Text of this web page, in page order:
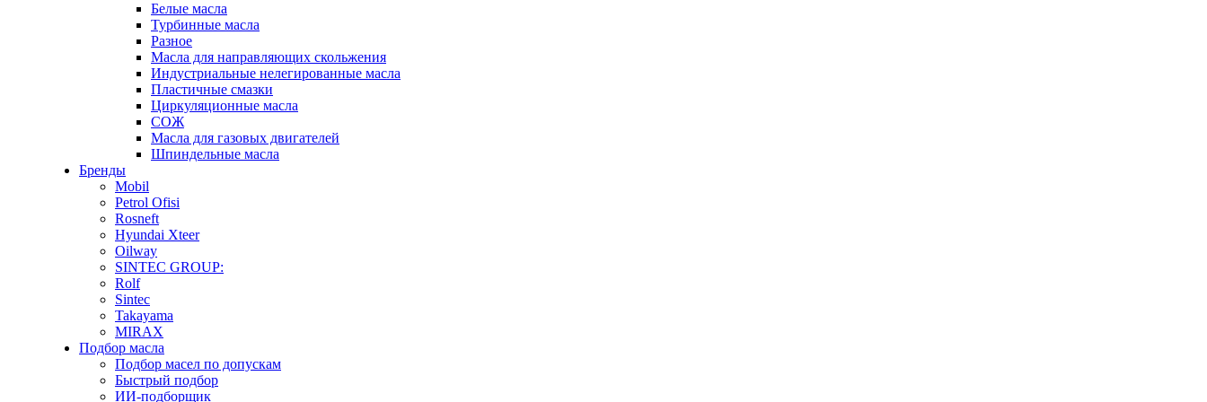
Белые масла
Турбинные масла
Разное
Масла для направляющих скольжения
Индустриальные нелегированные масла
Пластичные смазки
Циркуляционные масла
СОЖ
Масла для газовых двигателей
Шпиндельные масла
Бренды
Mobil
Petrol Ofisi
Rosneft
Hyundai Xteer
Oilway
SINTEC GROUP:
Rolf
Sintec
Takayama
MIRAX
Подбор масла
Подбор масел по допускам
Быстрый подбор
ИИ-подборщик